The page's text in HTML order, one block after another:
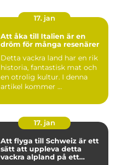
17. jan
Att åka till Italien är en
dröm för många resenärer
Detta vackra land har en rik
historia, fantastisk mat och
en otrolig kultur. I denna
artikel kommer ...
17. jan
Att flyga till Schweiz är ett
sätt att uppleva detta
vackra alpland på ett